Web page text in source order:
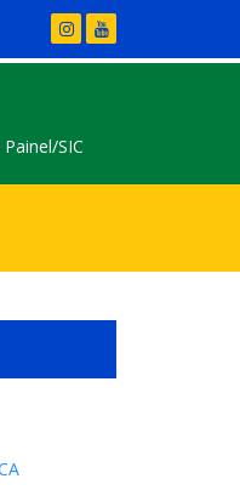
Painel/SIC